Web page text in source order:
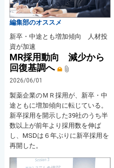
編集部のオススメ
新卒・中途とも増加傾向 人材投
資が加速
MR採用動向 減少から
回復基調へ
2026/06/01
製薬企業のＭＲ採用が、新卒・中
途ともに増加傾向に転じている。
新卒採用を開示した39社のうち半
数以上が前年より採用数を伸ば
し、MSDは６年ぶりに新卒採用を
再開した。